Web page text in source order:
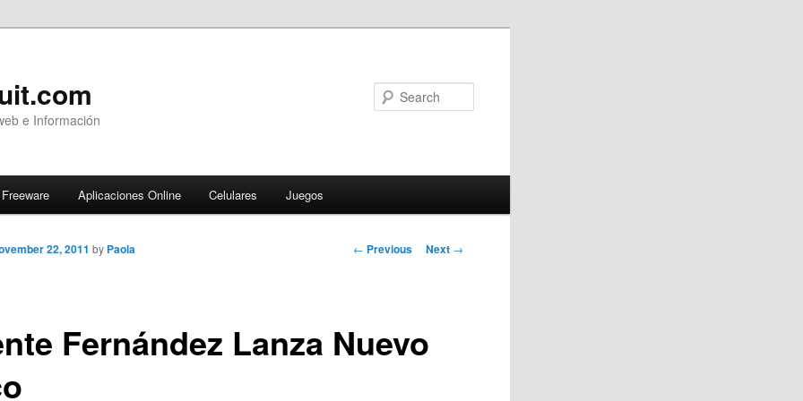
e Información
Freeware Aplicaciones Online Celulares Juegos
Post
← Previous Next →
Fernández Lanza Nuevo
22, 2011 by Paola